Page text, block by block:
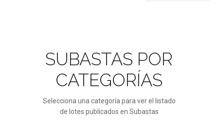
SUBASTAS POR
CATEGORÍAS
Selecciona una categoría para ver el listado
de lotes publicados en Subastas